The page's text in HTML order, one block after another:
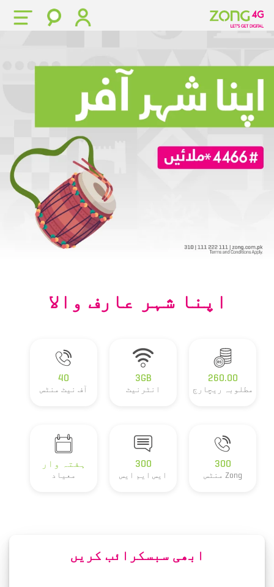
اپنا شہر عارف والا
260.00
مطلوبہ ریچارج
3GB
انٹرنیٹ
40
آف نیٹ منٹس
300
Zong منٹس
300
ایس ایم ایس
ہفتہ وار
معیاد
ابھی سبسکرائب کریں